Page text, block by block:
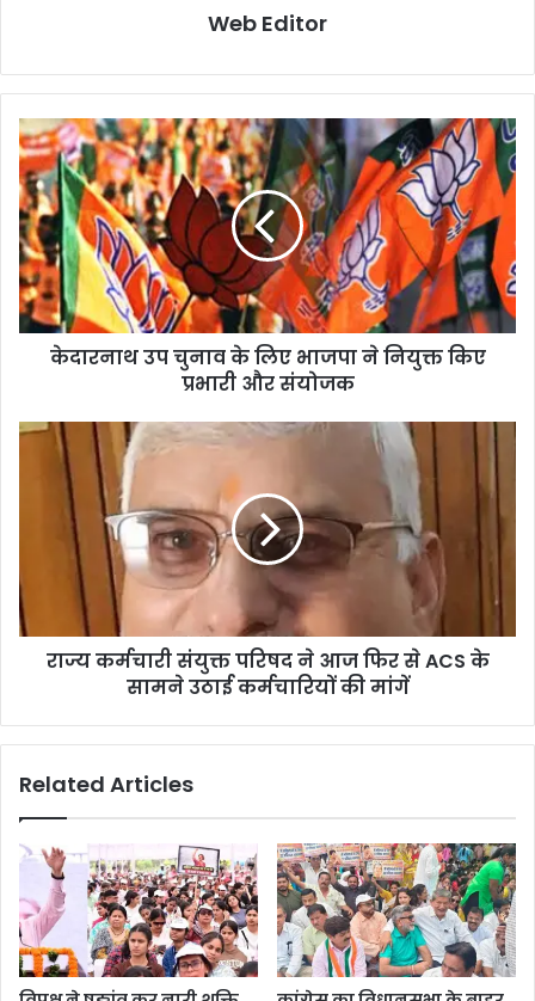
Web Editor
केदारनाथ उप चुनाव के लिए भाजपा ने नियुक्त किए
प्रभारी और संयोजक
राज्य कर्मचारी संयुक्त परिषद ने आज फिर से ACS के
सामने उठाई कर्मचारियों की मांगें
Related Articles